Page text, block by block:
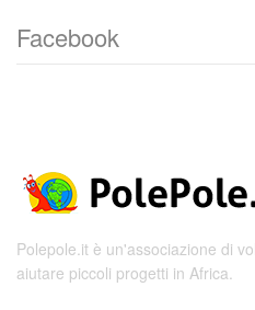
Facebook
Polepole.it è un'associazione di
aiutare piccoli progetti in Africa.